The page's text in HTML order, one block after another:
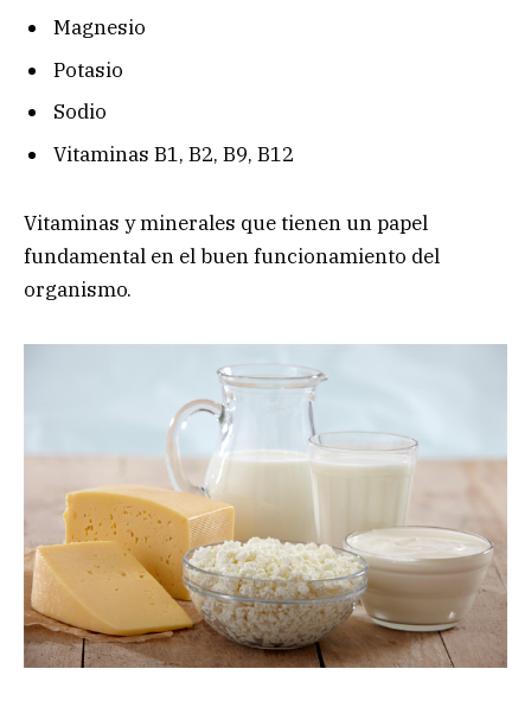
Magnesio
Potasio
Sodio
Vitaminas B1, B2, B9, B12
Vitaminas y minerales que tienen un papel
fundamental en el buen funcionamiento del
organismo.